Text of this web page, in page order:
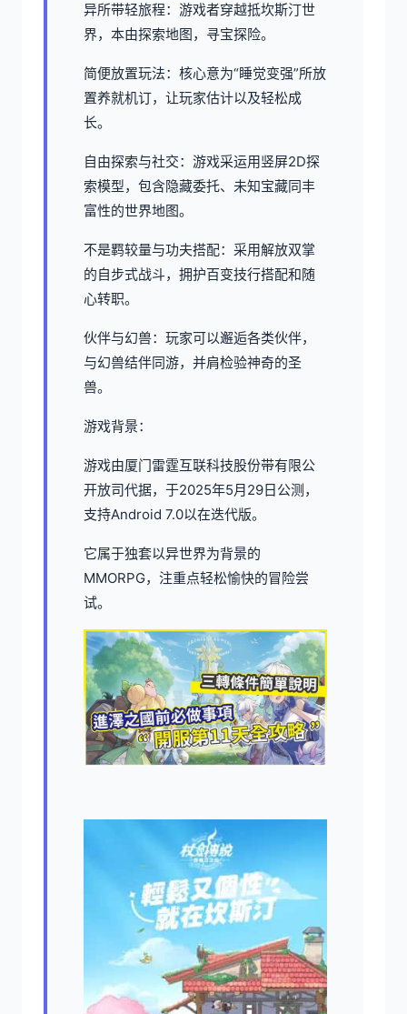
异所带轻旅程：游戏者穿越抵坎斯汀世
界，本由探索地图，寻宝探险。
简便放置玩法：核心意为“睡觉变强”所放
置养就机订，让玩家估计以及轻松成
长。
自由探索与社交：游戏采运用竖屏2D探
索模型，包含隐藏委托、未知宝藏同丰
富性的世界地图。
不是羁较量与功夫搭配：采用解放双掌
的自步式战斗，拥护百变技行搭配和随
心转职。
伙伴与幻兽：玩家可以邂逅各类伙伴，
与幻兽结伴同游，并肩检验神奇的圣
兽。
游戏背景：
游戏由厦门雷霆互联科技股份带有限公
开放司代据，于2025年5月29日公测，
支持Android 7.0以在迭代版。
它属于独套以异世界为背景的
MMORPG，注重点轻松愉快的冒险尝
试。